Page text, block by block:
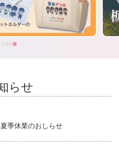
らせ
季休業のおしらせ